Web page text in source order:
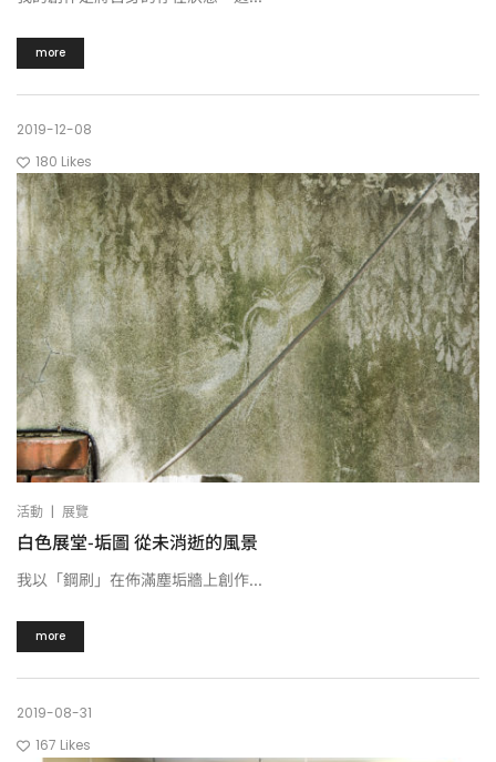
more
2019-12-08
180 Likes
活動 | 展覽
白色展堂-垢圖 從未消逝的風景
我以「鋼刷」在佈滿塵垢牆上創作...
more
2019-08-31
167 Likes